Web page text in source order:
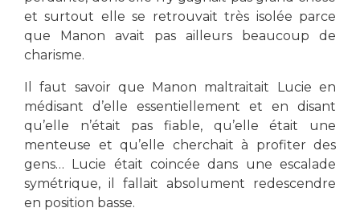
et surtout elle se retrouvait très isolée parce
que Manon avait pas ailleurs beaucoup de
charisme.
Il faut savoir que Manon maltraitait Lucie en
médisant d’elle essentiellement et en disant
qu’elle n’était pas fiable, qu’elle était une
menteuse et qu’elle cherchait à profiter des
gens… Lucie était coincée dans une escalade
symétrique, il fallait absolument redescendre
en position basse.